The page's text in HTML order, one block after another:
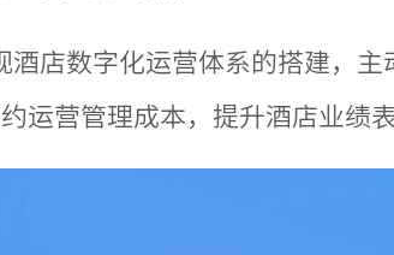
店数字化运营体系的搭建，主
营管理成本，提升酒店业绩表